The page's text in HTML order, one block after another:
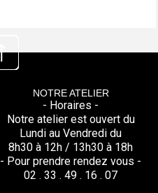
NOTRE ATELIER
- Horaires -
Notre atelier est ouvert du
Lundi au Vendredi du
8h30 à 12h / 13h30 à 18h
- Pour prendre rendez vous -
02 . 33 . 49 . 16 . 07